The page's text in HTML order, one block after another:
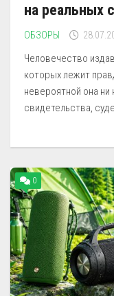
на реальных
ОБЗОРЫ
Человечество
которых лежит
невероятной она
свидетельства,
0